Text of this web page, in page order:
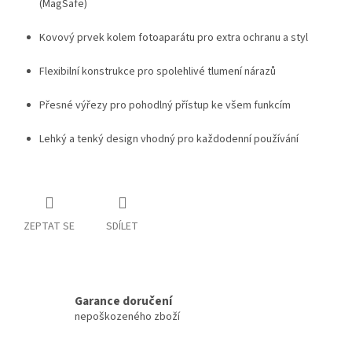
(MagSafe)
Kovový prvek kolem fotoaparátu pro extra ochranu a styl
Flexibilní konstrukce pro spolehlivé tlumení nárazů
Přesné výřezy pro pohodlný přístup ke všem funkcím
Lehký a tenký design vhodný pro každodenní používání
ZEPTAT SE SDÍLET
Garance doručení
nepoškozeného zboží